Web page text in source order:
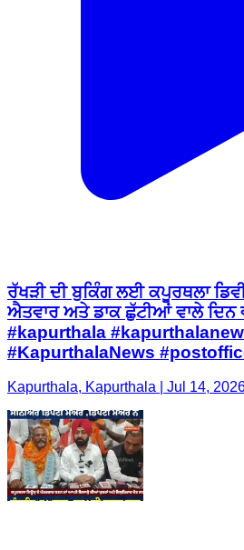
ਰੱਖੜੀ ਦੀ ਬੁਕਿੰਗ ਲਈ ਕਪੂਰਥਲਾ
ਐਤਵਾਰ ਅਤੇ ਡਾਕ ਛੁੱਟੀਆਂ ਵਾਲੇ ਦਿਨ
#kapurthala
#KapurthalaNews
Kapurthala, Kapurthala | Jul 14,